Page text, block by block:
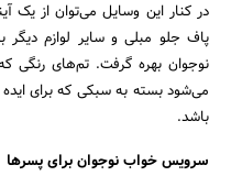
در کنار این وسایل می‌توان از یک
پاف جلو مبلی و سایر لوازم
نوجوان بهره گرفت. تم‌های رنگی
می‌شود بسته به سبکی که برای ایده
باشد.
سرویس خواب نوجوان برای پسرها